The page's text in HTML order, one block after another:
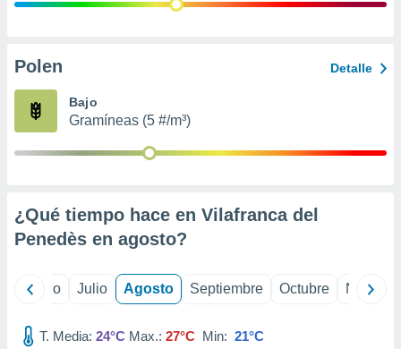
publicidad
de
Polen Detalle
Bajo
Gramíneas (5 #/m³)
¿Qué tiempo hace en Vilafranca del
Penedès en agosto?
Junio Julio Agosto Septiembre Octubre
T. Media: 24°C Max.: 27°C Min: 21°C